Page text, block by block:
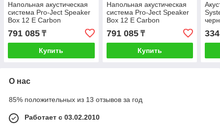
Напольная акустическая
система Pro-Ject Speaker
Box 12 E Carbon
сатиновый белый
791 085 ₸
Купить
Напольная акустическая
система Pro-Ject Speaker
Box 12 E Carbon
сатиновый желтый
791 085₸
Купить
О нас
85% положительных из 13 отзывов за год
Работает с 03.02.2010